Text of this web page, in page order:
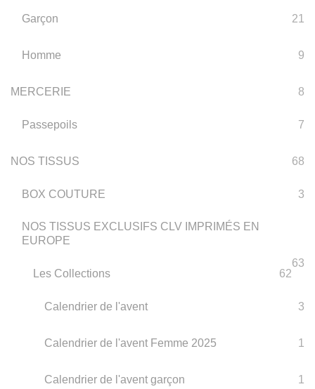
Garçon 21
Homme 9
MERCERIE 8
Passepoils 7
NOS TISSUS 68
BOX COUTURE 3
NOS TISSUS EXCLUSIFS CLV IMPRIMÉS EN
EUROPE
63
Les Collections
62
Calendrier de l'avent 3
Calendrier de l'avent Femme 2025 1
Calendrier de l'avent garçon 1